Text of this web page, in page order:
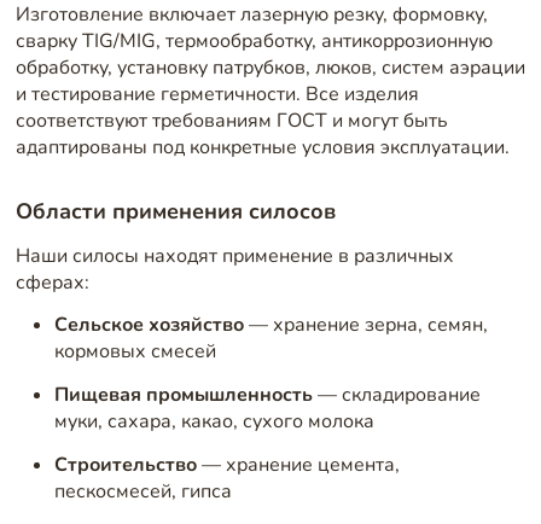
Изготовление включает лазерную резку, формовку,
сварку TIG/MIG, термообработку, антикоррозионную
обработку, установку патрубков, люков, систем аэрации
и тестирование герметичности. Все изделия
соответствуют требованиям ГОСТ и могут быть
адаптированы под конкретные условия эксплуатации.
Области применения силосов
Наши силосы находят применение в различных
сферах:
Сельское хозяйство— хранение зерна, семян,
кормовых смесей
Пищевая промышленность— складирование
муки, сахара, какао, сухого молока
Строительство— хранение цемента,
пескосмесей, гипса